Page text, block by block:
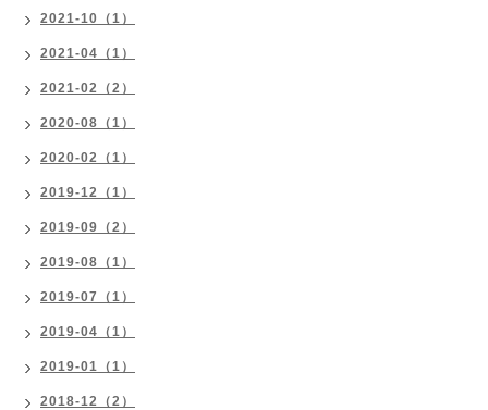
2021-10（1）
2021-04（1）
2021-02（2）
2020-08（1）
2020-02（1）
2019-12（1）
2019-09（2）
2019-08（1）
2019-07（1）
2019-04（1）
2019-01（1）
2018-12（2）